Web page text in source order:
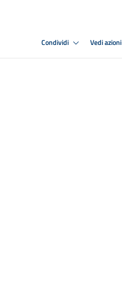
Condividi Vedi azioni